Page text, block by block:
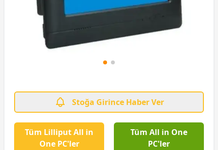
Stoğa Girince Haber Ver
Tüm Lilliput All in
One PC'ler
Tüm All in One
PC'ler